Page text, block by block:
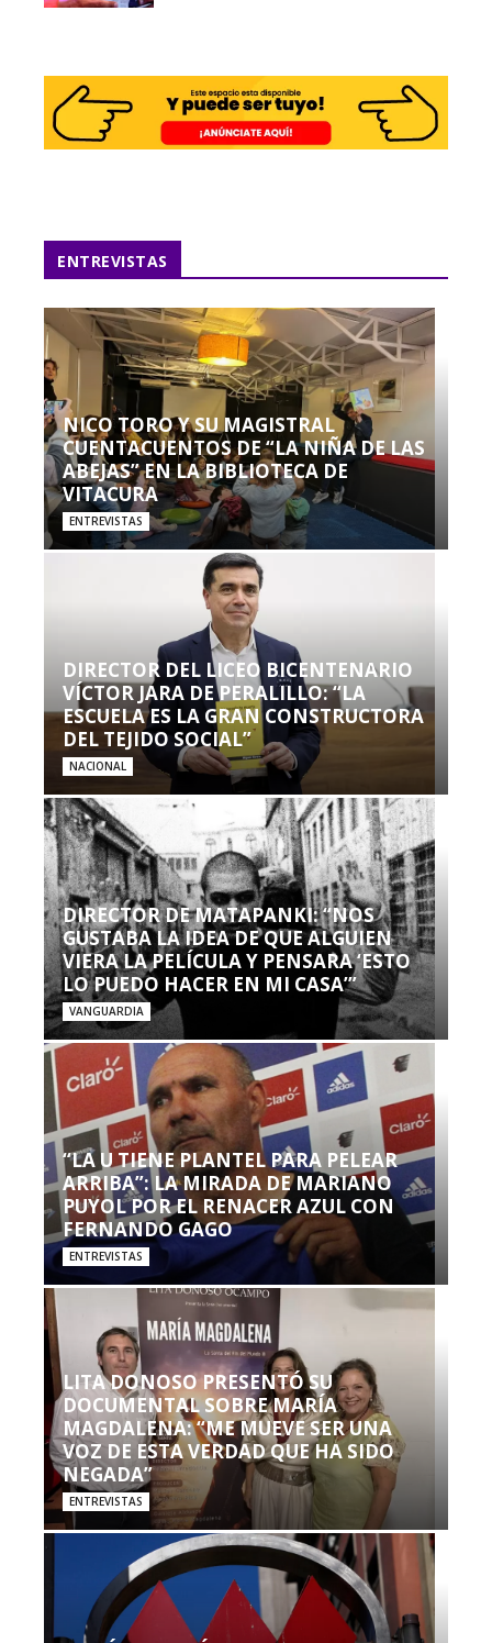
ENTREVISTAS
NICO TORO Y SU MAGISTRAL
CUENTACUENTOS DE “LA NIÑA DE LAS
ABEJAS” EN LA BIBLIOTECA DE
VITACURA
ENTREVISTAS
DIRECTOR DEL LICEO BICENTENARIO
VÍCTOR JARA DE PERALILLO: “LA
ESCUELA ES LA GRAN CONSTRUCTORA
DEL TEJIDO SOCIAL”
NACIONAL
DIRECTOR DE MATAPANKI: “NOS
GUSTABA LA IDEA DE QUE ALGUIEN
VIERA LA PELÍCULA Y PENSARA ‘ESTO
LO PUEDO HACER EN MI CASA’”
VANGUARDIA
“LA U TIENE PLANTEL PARA PELEAR
ARRIBA”: LA MIRADA DE MARIANO
PUYOL POR EL RENACER AZUL CON
FERNANDO GAGO
ENTREVISTAS
LITA DONOSO PRESENTÓ SU
DOCUMENTAL SOBRE MARÍA
MAGDALENA: “ME MUEVE SER UNA
VOZ DE ESTA VERDAD QUE HA SIDO
NEGADA”
ENTREVISTAS